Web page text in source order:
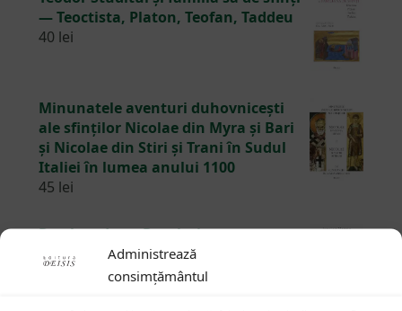
Administrează
consimțământul
— Teoctista, Platon, Teofan, Taddeu
40 lei
Minunatele aventuri duhovnicești
ale sfinților Nicolae din Myra și Bari
și Nicolae din Stiri și Trani în Sudul
Italiei în lumea anului 1100
45 lei
De altundeva, Revelația
75lei